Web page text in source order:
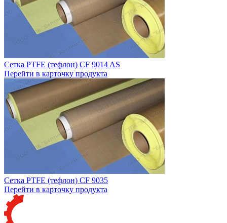
Сетка PTFE (тефлон) CF 9014 AS
Перейти в карточку продукта
Сетка PTFE (тефлон) CF 9035
Перейти в карточку продукта